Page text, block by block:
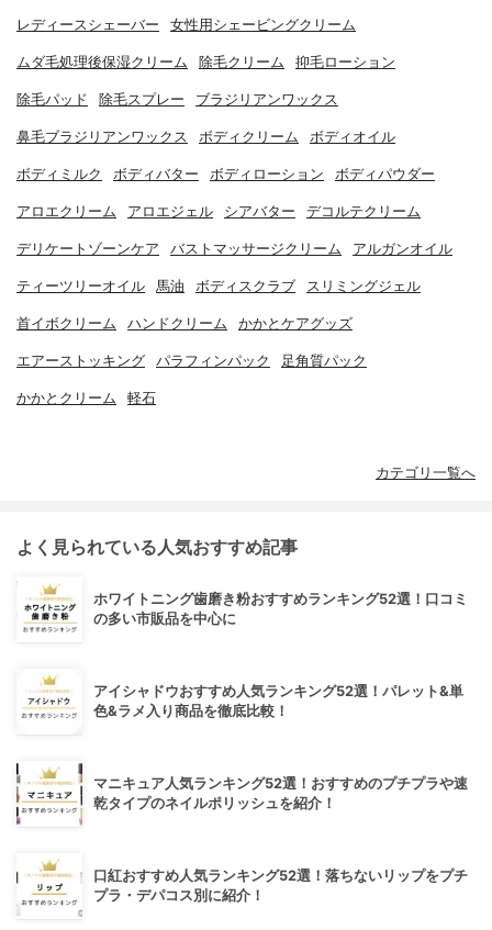
レディースシェーバー 女性用シェービングクリーム
ムダ毛処理後保湿クリーム 除毛クリーム 抑毛ローション
除毛パッド 除毛スプレー ブラジリアンワックス
鼻毛ブラジリアンワックス ボディクリーム ボディオイル
ボディミルク ボディバター ボディローション ボディパウダー
アロエクリーム アロエジェル シアバター デコルテクリーム
デリケートゾーンケア バストマッサージクリーム アルガンオイル
ティーツリーオイル 馬油 ボディスクラブ スリミングジェル
首イボクリーム ハンドクリーム かかとケアグッズ
エアーストッキング パラフィンパック 足角質パック
かかとクリーム 軽石
カテゴリ一覧へ
よく見られている人気おすすめ記事
ホワイトニング歯磨き粉おすすめランキング52選！口コミ
の多い市販品を中心に
アイシャドウおすすめ人気ランキング52選！パレット&単
色&ラメ入り商品を徹底比較！
マニキュア人気ランキング52選！おすすめのプチプラや速
乾タイプのネイルポリッシュを紹介！
口紅おすすめ人気ランキング52選！落ちないリップをプチ
プラ・デパコス別に紹介！